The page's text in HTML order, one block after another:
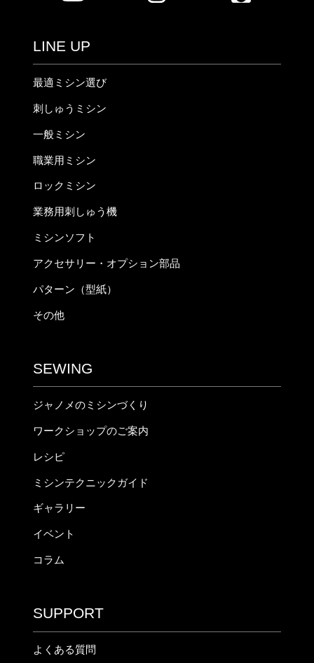
LINE UP
最適ミシン選び
刺しゅうミシン
一般ミシン
職業用ミシン
ロックミシン
業務用刺しゅう機
ミシンソフト
アクセサリー・オプション部品
パターン（型紙）
その他
SEWING
ジャノメのミシンづくり
ワークショップのご案内
レシピ
ミシンテクニックガイド
ギャラリー
イベント
コラム
SUPPORT
よくある質問